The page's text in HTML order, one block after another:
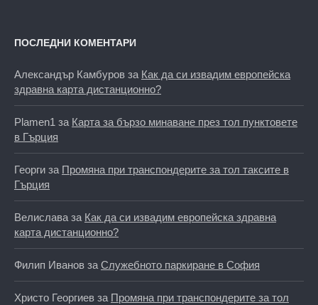
ПОСЛЕДНИ КОМЕНТАРИ
Александър Камбуров за Как да си извадим европейска
здравна карта дистанционно?
Plamen1 за Карта за бързо минаване през тол пунктовете
в Гърция
Георги за Промяна при транспондерите за тол таксите в
Гърция
Велиславаза Как да си извадим европейска здравна
карта дистанционно?
Филип Иванов заСлужебното паркиране в София
Христо Георгиев за Промяна при транспондерите за тол